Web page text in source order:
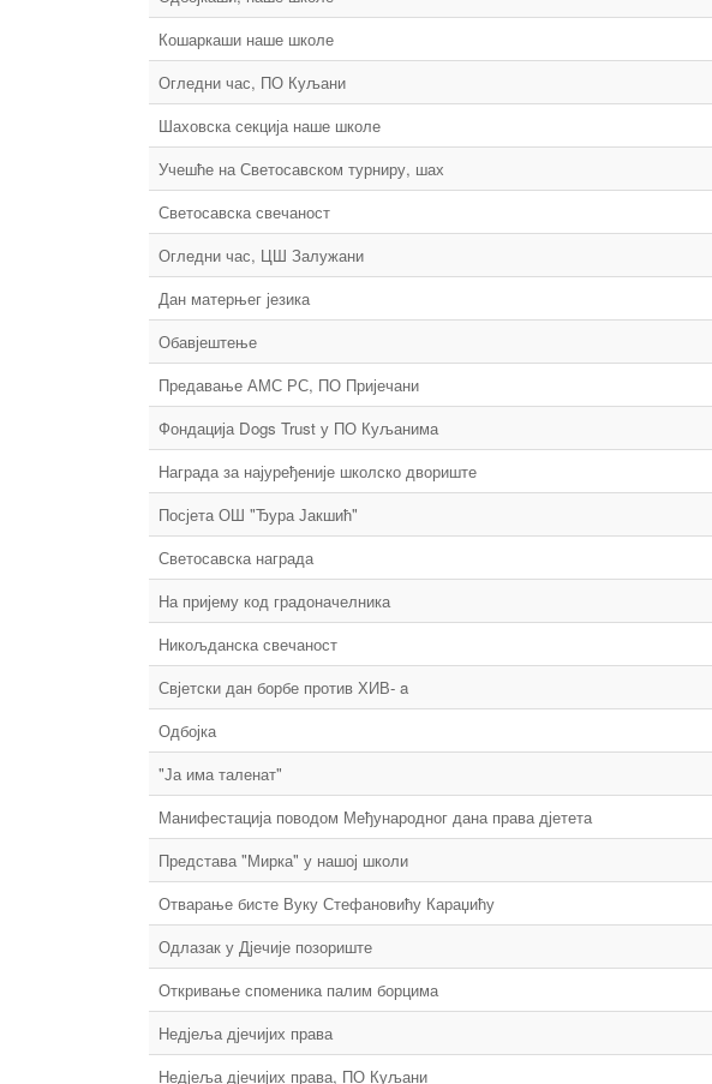
Кошаркаши наше школе
Огледни час, ПО Куљани
Шаховска секција наше школе
Учешће на Светосавском турниру, шах
Светосавска свечаност
Огледни час, ЦШ Залужани
Дан матерњег језика
Обавјештење
Предавање АМС РС, ПО Пријечани
Фондација Dogs Trust у ПО Куљанима
Награда за најуређеније школско двориште
Посјета ОШ "Ђура Јакшић"
Светосавска награда
На пријему код градоначелника
Никољданска свечаност
Свјетски дан борбе против ХИВ- a
Одбојка
"Ја има таленат"
Манифестација поводом Међународног дана права дјетета
Представа "Мирка" у нашој школи
Отварање бисте Вуку Стефановићу Караџићу
Одлазак у Дјечије позориште
Откривање споменика палим борцима
Недјеља дјечијих права
Недјеља дјечијих права, ПО Куљани